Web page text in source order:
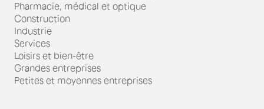
Pharmacie, médical et optique
Construction
Industrie
Services
Loisirs et bien-être
Grandes entreprises
Petites et moyennes entreprises